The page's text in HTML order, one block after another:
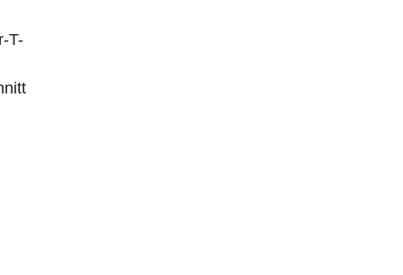
T-